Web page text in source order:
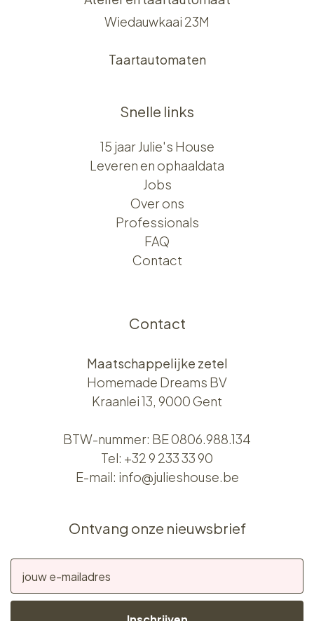
Wiedauwkaai 23M
Taartautomaten
Snelle links
15 jaar Julie's House
Leveren en ophaaldata
Jobs
Over ons​​
Professionals
FAQ
Contact
Contact
Maatschappelijke zetel
Homemade Dreams BV
Kraanlei 13, 9000 Gent
BTW-nummer: BE 0806.988.134
Tel: +32 9 233 33 90
E-mail: info@julieshouse.be
Ontvang onze nieuwsbrief
Inschrijven